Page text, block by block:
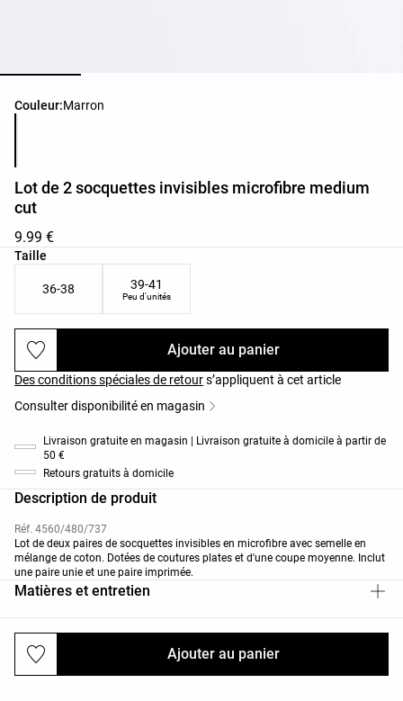
Couleur:Marron
Liste des couleurs du produit
Lot de 2 socquettes invisibles microfibre medium
cut
9.99 €
Taille
Liste des tailles du produit
36-38 39-41
Peu d'unités
Ajouter au panier
Ajouter au panier
Des conditions spéciales de retours’appliquent à cet article
Consulter disponibilité en magasin
Livraison gratuite en magasin | Livraison gratuite à domicile à partir de
50 €
Retours gratuits à domicile
Description de produit
Réf. 4560/480/737
Lot de deux paires de socquettes invisibles en microfibre avec semelle en
mélange de coton. Dotées de coutures plates et d'une coupe moyenne. Inclut
une paire unie et une paire imprimée.
Matières et entretien
Livraisons et retours